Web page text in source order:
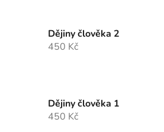
Dějiny člověka 2
450 Kč
Dějiny člověka 1
450 Kč